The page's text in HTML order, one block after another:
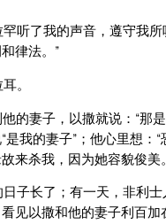
听了我的声音，遵守我所
律法。”
。
的妻子，以撒就说：“那是
是我的妻子”；他心里想：
来杀我，因为她容貌俊美
子长了；有一天，非利
见以撒和他的妻子利百加